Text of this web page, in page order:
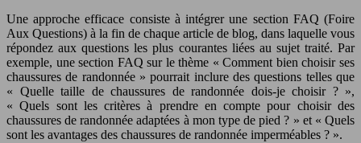
Une approche efficace consiste à intégrer une section FAQ (Foire
Aux Questions) à la fin de chaque article de blog, dans laquelle vous
répondez aux questions les plus courantes liées au sujet traité. Par
exemple, une section FAQ sur le thème « Comment bien choisir ses
chaussures de randonnée » pourrait inclure des questions telles que
« Quelle taille de chaussures de randonnée dois-je choisir ? »,
« Quels sont les critères à prendre en compte pour choisir des
chaussures de randonnée adaptées à mon type de pied ? » et « Quels
sont les avantages des chaussures de randonnée imperméables ? ».